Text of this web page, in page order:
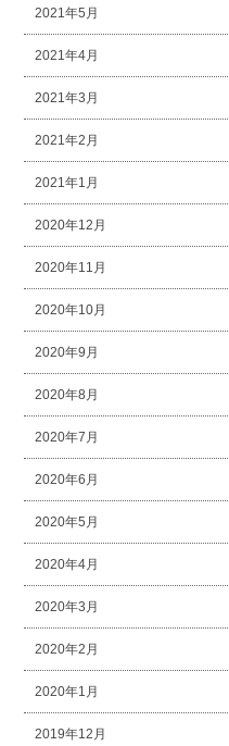
2021年5月
2021年4月
2021年3月
2021年2月
2021年1月
2020年12月
2020年11月
2020年10月
2020年9月
2020年8月
2020年7月
2020年6月
2020年5月
2020年4月
2020年3月
2020年2月
2020年1月
2019年12月